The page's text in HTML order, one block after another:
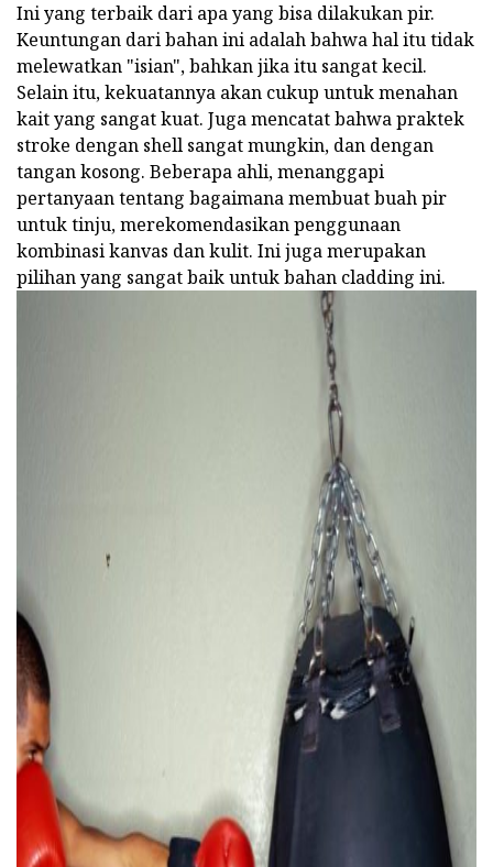
Ini yang terbaik dari apa yang bisa dilakukan pir.
Keuntungan dari bahan ini adalah bahwa hal itu tidak
melewatkan "isian", bahkan jika itu sangat kecil.
Selain itu, kekuatannya akan cukup untuk menahan
kait yang sangat kuat. Juga mencatat bahwa praktek
stroke dengan shell sangat mungkin, dan dengan
tangan kosong. Beberapa ahli, menanggapi
pertanyaan tentang bagaimana membuat buah pir
untuk tinju, merekomendasikan penggunaan
kombinasi kanvas dan kulit. Ini juga merupakan
pilihan yang sangat baik untuk bahan cladding ini.